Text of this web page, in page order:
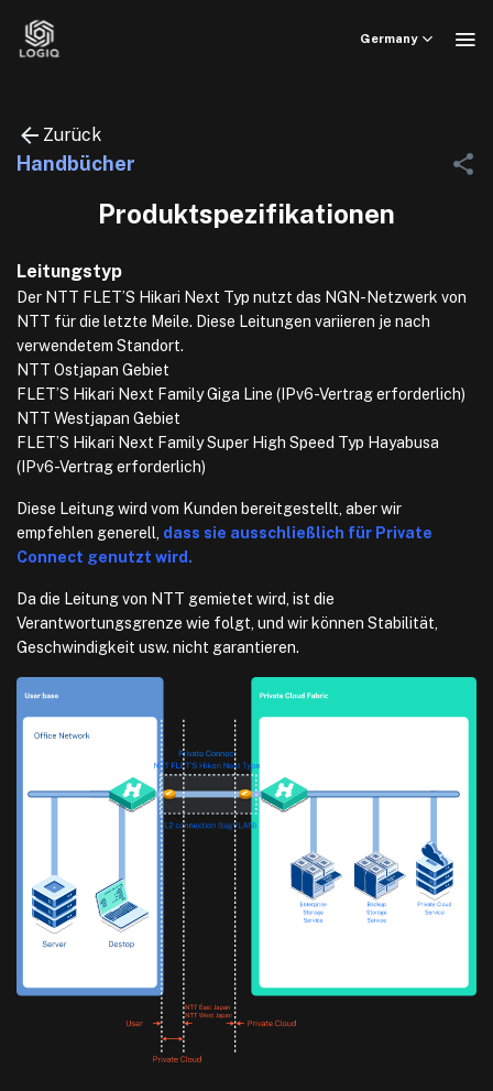
Germany
Zurück
Handbücher
Produktspezifikationen
Leitungstyp
Der NTT FLET’S Hikari Next Typ nutzt das NGN-Netzwerk von
NTT für die letzte Meile. Diese Leitungen variieren je nach
verwendetem Standort.
NTT Ostjapan Gebiet
FLET’S Hikari Next Family Giga Line (IPv6-Vertrag erforderlich)
NTT Westjapan Gebiet
FLET’S Hikari Next Family Super High Speed Typ Hayabusa
(IPv6-Vertrag erforderlich)
Diese Leitung wird vom Kunden bereitgestellt, aber wir
empfehlen generell, dass sie ausschließlich für Private
Connect genutzt wird.
Da die Leitung von NTT gemietet wird, ist die
Verantwortungsgrenze wie folgt, und wir können Stabilität,
Geschwindigkeit usw. nicht garantieren.